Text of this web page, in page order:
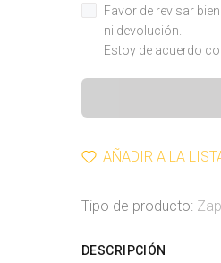
Favor de revisar
ni devolución.
Estoy de acuerdo
AÑADIR A LA
Tipo de producto:
DESCRIPCIÓN